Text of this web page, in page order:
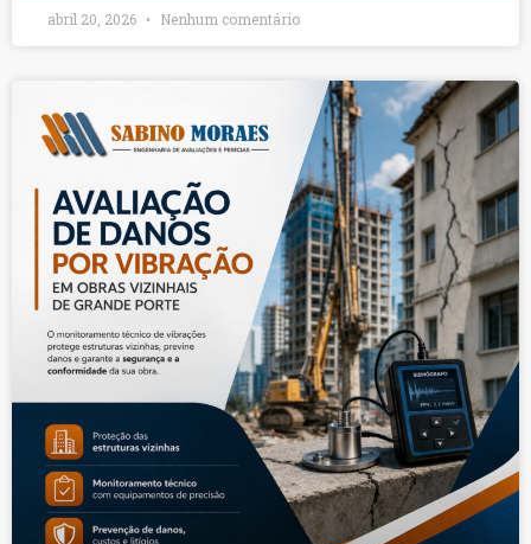
abril 20, 2026 Nenhum comentário